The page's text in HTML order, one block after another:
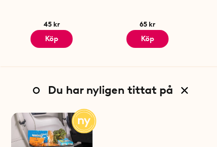
45 kr
Köp
65 kr
Köp
Du har nyligen tittat på